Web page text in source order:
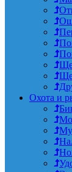
Охота и